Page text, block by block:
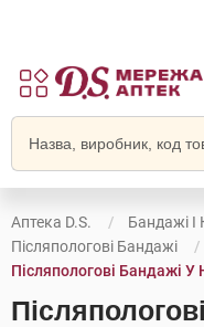
Аптека D.S.
Бандажі І
Післяпологові Бандажі
Післяпологові Бандажі У